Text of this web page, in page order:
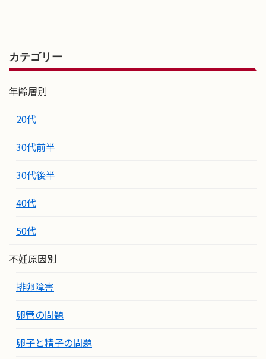
カテゴリー
年齢層別
20代
30代前半
30代後半
40代
50代
不妊原因別
排卵障害
卵管の問題
卵子と精子の問題